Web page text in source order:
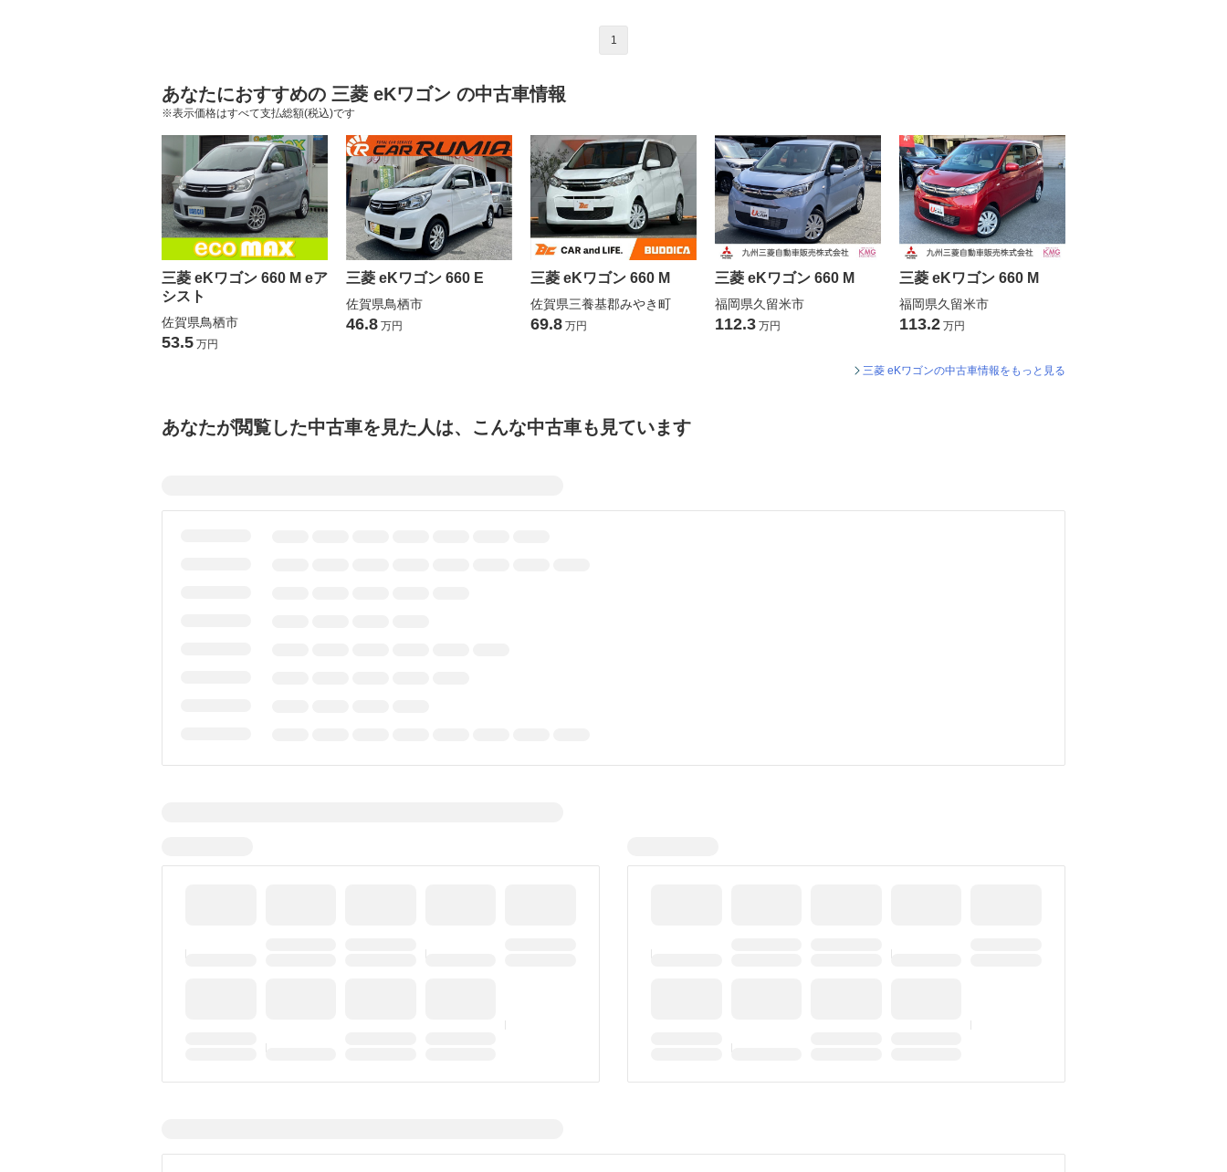
1
あなたにおすすめの 三菱 eKワゴン の中古車情報
※表示価格はすべて支払総額(税込)です
三菱 eKワゴン 660 M eア
シスト
佐賀県鳥栖市
53.5 万円
三菱 eKワゴン 660 E
佐賀県鳥栖市
46.8 万円
三菱 eKワゴン 660 M
佐賀県三養基郡みやき町
69.8 万円
三菱 eKワゴン 660 M
福岡県久留米市
112.3 万円
三菱 eKワゴン 660 M
福岡県久留米市
113.2 万円
三菱 eKワゴンの中古車情報をもっと見る
あなたが閲覧した中古車を見た人は、こんな中古車も見ています